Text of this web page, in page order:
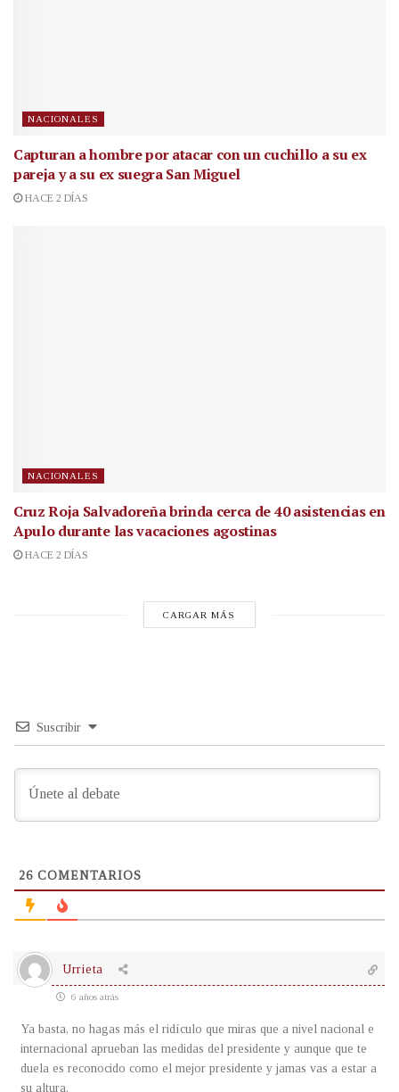
NACIONALES
Capturan a hombre por atacar con un cuchillo a su ex
pareja y a su ex suegra San Miguel
HACE 2 DÍAS
NACIONALES
Cruz Roja Salvadoreña brinda cerca de 40 asistencias en
Apulo durante las vacaciones agostinas
HACE 2 DÍAS
CARGAR MÁS
Suscribir
26 COMENTARIOS
Urrieta
6 años atrás
Ya basta, no hagas más el ridículo que miras que a nivel nacional e
internacional aprueban las medidas del presidente y aunque que te
duela es reconocido como el mejor presidente y jamas vas a estar a
su altura.